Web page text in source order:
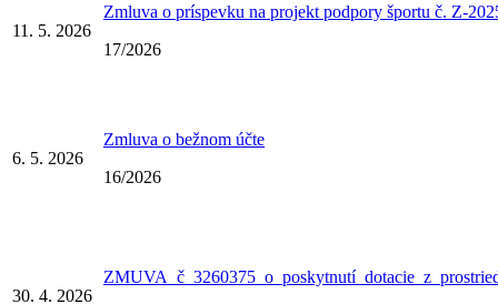
11. 5. 2026
Zmluva o príspevku na projekt podpory športu č. Z-
17/2026
6. 5. 2026
Zmluva o bežnom účte
16/2026
30. 4. 2026